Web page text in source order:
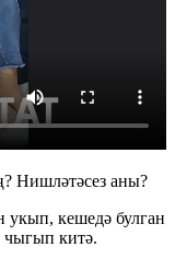
Нишләтәсез аны?
укып, кешедә булган
китә.